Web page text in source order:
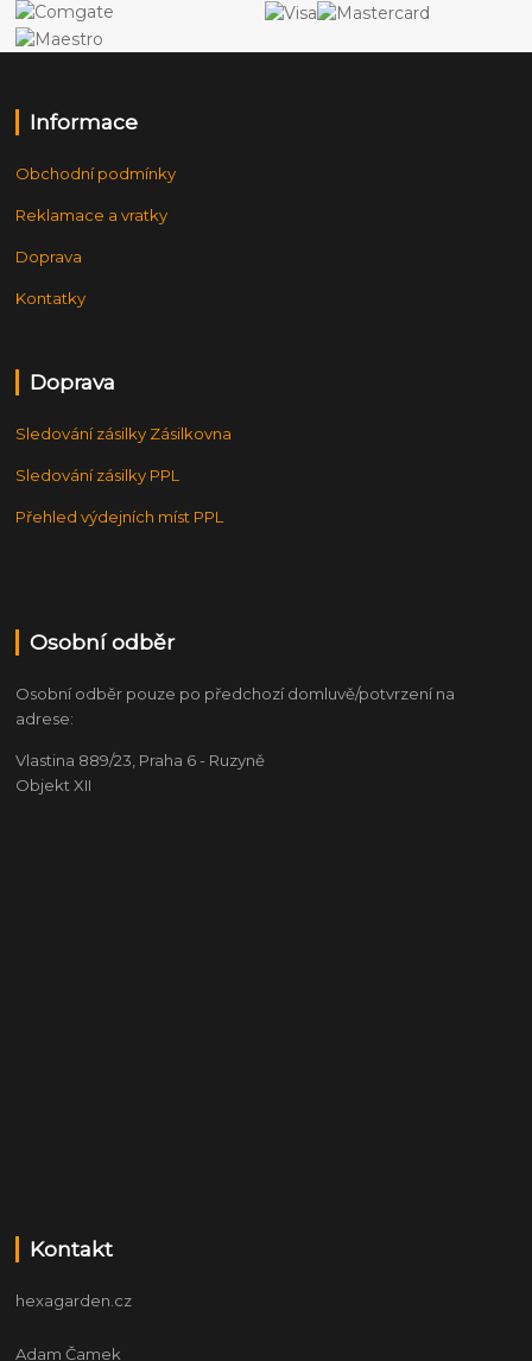
Informace
Obchodní podmínky
Reklamace a vratky
Doprava
Kontatky
Doprava
Sledování zásilky Zásilkovna
Sledování zásilky PPL
Přehled výdejních míst PPL
Osobní odběr
Osobní odběr pouze po předchozí domluvě/potvrzení na
adrese:
Vlastina 889/23, Praha 6 - Ruzyně
Objekt XII
Kontakt
hexagarden.cz
Adam Čamek